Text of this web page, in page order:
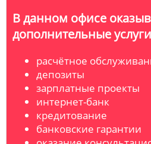
В данном офисе
дополнительные
расчётное
депозиты
зарплатные проекты
интернет-банк
кредитование
банковские гарантии